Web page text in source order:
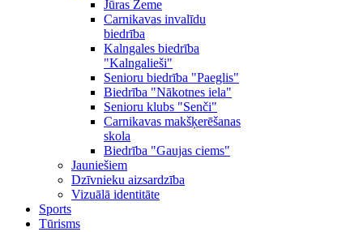
Jūras Zeme
Carnikavas invalīdu
biedrība
Kalngales biedrība
"Kalngalieši"
Senioru biedrība "Paeglis"
Biedrība "Nākotnes iela"
Senioru klubs "Senči"
Carnikavas makšķerēšanas
skola
Biedrība "Gaujas ciems"
Jauniešiem
Dzīvnieku aizsardzība
Vizuālā identitāte
Sports
Tūrisms